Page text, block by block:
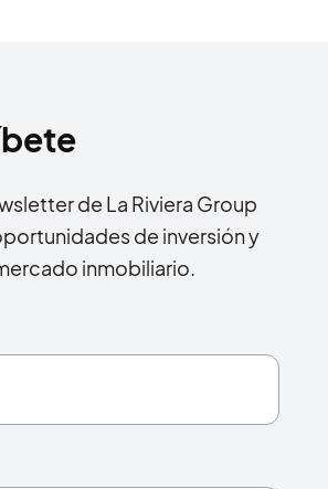
de La Riviera Group
de inversión y
inmobiliario.